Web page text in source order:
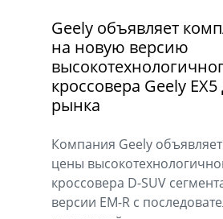
Geely объявляет
на новую версию
кроссовера Geely
рынка
Компания Geely
цены
кроссовера D-SUV
версии EM-R с